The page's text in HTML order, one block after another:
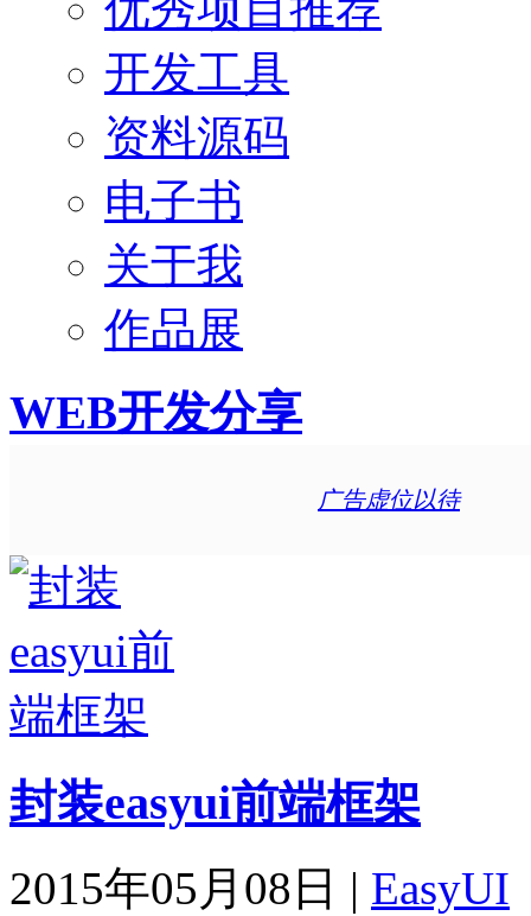
开发工具
资料源码
电子书
关于我
作品展
WEB开发分享
广告虚位以待
封装easyui前端框架
2015年05月08日 | EasyUI